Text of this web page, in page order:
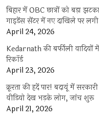
बिहार में OBC छात्रों को बड़ा
गाइडेंस सेंटर में नए दाखिले पर
April 24, 2026
Kedarnath की बर्फीली वादियों
रिकॉर्ड
April 23, 2026
क्रूरता की हदें पार! बदायूं में
वीडियो देख भड़के लोग, जांच शुरू
April 21, 2026